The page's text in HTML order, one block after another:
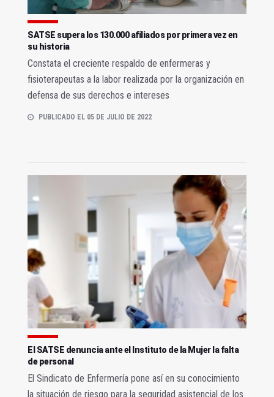
SATSE supera los 130.000 afiliados por primera vez en
su historia
Constata el creciente respaldo de enfermeras y
fisioterapeutas a la labor realizada por la organización en
defensa de sus derechos e intereses
PUBLICADO EL 05 DE JULIO DE 2022
El SATSE denuncia ante el Instituto de la Mujer la falta
de personal
El Sindicato de Enfermería pone así en su conocimiento
la situación de riesgo para la seguridad asistencial de los